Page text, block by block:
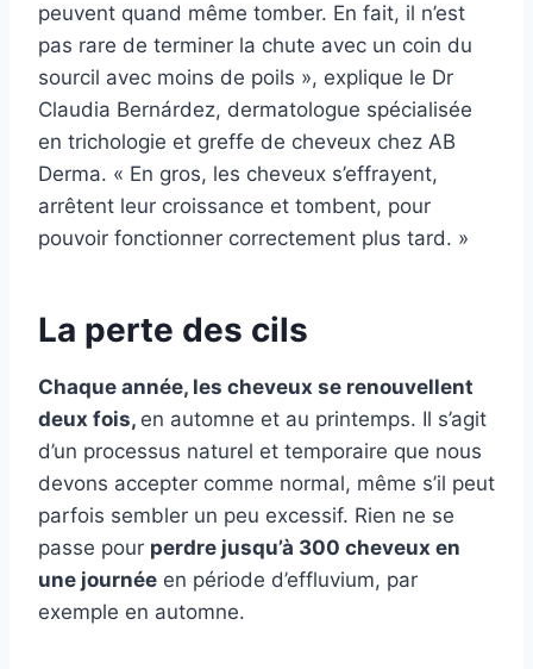
peuvent quand même tomber. En fait, il n’est
pas rare de terminer la chute avec un coin du
sourcil avec moins de poils », explique le Dr
Claudia Bernárdez, dermatologue spécialisée
en trichologie et greffe de cheveux chez AB
Derma. « En gros, les cheveux s’effrayent,
arrêtent leur croissance et tombent, pour
pouvoir fonctionner correctement plus tard. »
La perte des cils
Chaque année, les cheveux se renouvellent
deux fois, en automne et au printemps. Il s’agit
d’un processus naturel et temporaire que nous
devons accepter comme normal, même s’il peut
parfois sembler un peu excessif. Rien ne se
passe pour perdre jusqu’à 300 cheveux en
une journée en période d’effluvium, par
exemple en automne.